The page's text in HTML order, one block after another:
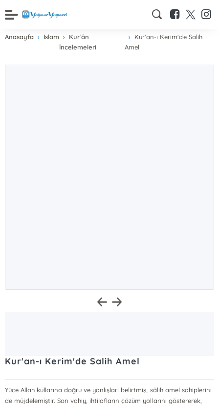
Anasayfa İslam
Kur`ân
İncelemeleri
Kur'an-ı Kerim'de Salih
Amel
Kur'an-ı Kerim'de Salih Amel
Yüce Allah kullarına doğru ve yanlışları belirtmiş, sâlih amel sahiplerini
de müjdelemiştir. Son vahiy, ihtilafların çözüm yollarını göstererek,